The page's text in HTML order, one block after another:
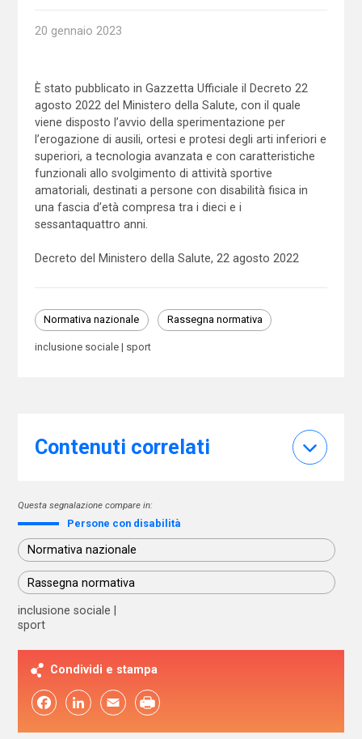
20 gennaio 2023
È stato pubblicato in Gazzetta Ufficiale il Decreto 22
agosto 2022 del Ministero della Salute, con il quale
viene disposto l’avvio della sperimentazione per
l’erogazione di ausili, ortesi e protesi degli arti inferiori e
superiori, a tecnologia avanzata e con caratteristiche
funzionali allo svolgimento di attività sportive
amatoriali, destinati a persone con disabilità fisica in
una fascia d’età compresa tra i dieci e i
sessantaquattro anni.
Decreto del Ministero della Salute, 22 agosto 2022
Normativa nazionale Rassegna normativa
inclusione sociale sport
Contenuti correlati
Questa segnalazione compare in:
Persone con disabilità
Normativa nazionale
Rassegna normativa
inclusione sociale
sport
Condividi e stampa
FacebookLinkedIn Email